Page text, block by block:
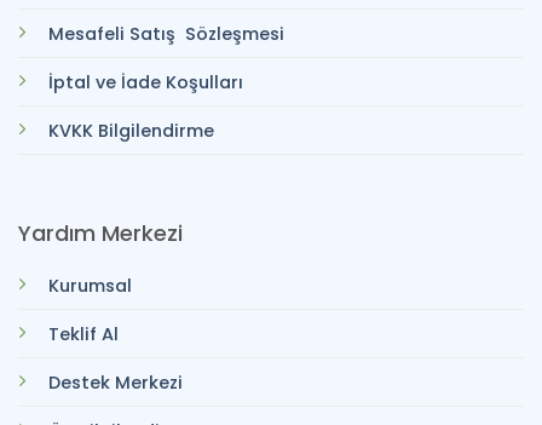
Mesafeli Satış Sözleşmesi
İptal ve İade Koşulları
KVKK Bilgilendirme
Yardım Merkezi
Kurumsal
Teklif Al
Destek Merkezi